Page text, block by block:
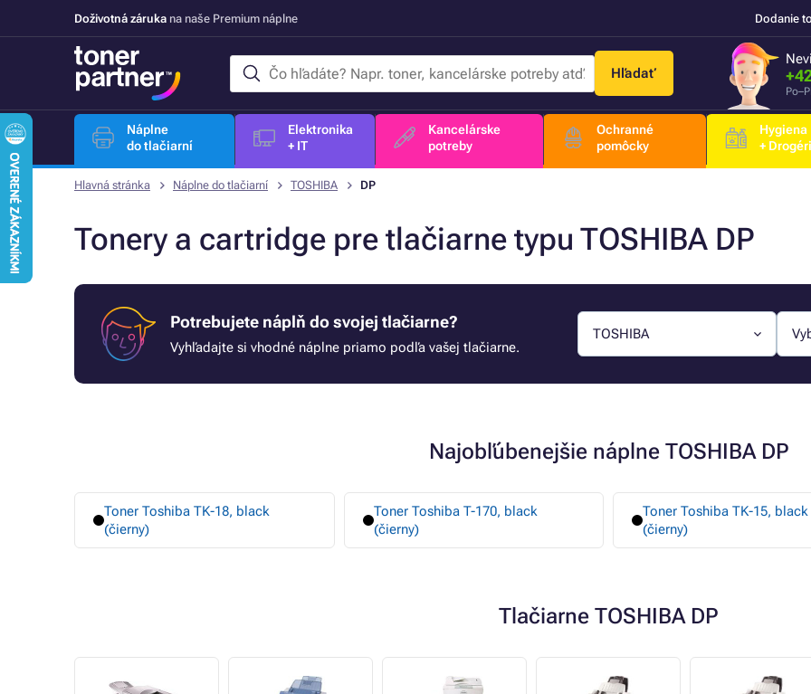
Doživotná záruka na naše Premium náplne Dodanie
Hľadať
Náplne
do tlačiarní
Elektronika
+ IT
Kancelárske
potreby
Ochranné
pomôcky
Hygiena
+
Hlavná stránka Náplne do tlačiarní TOSHIBA DP
Tonery a cartridge pre tlačiarne typu TOSHIBA DP
Potrebujete náplň do svojej tlačiarne?
Vyhľadajte si vhodné náplne priamo podľa vašej tlačiarne.
TOSHIBA
Najobľúbenejšie náplne TOSHIBA DP
Toner Toshiba TK-18, black
(čierny)
Toner Toshiba T-170, black
(čierny)
Toner Toshiba TK-15, black
(čierny)
Tlačiarne TOSHIBA DP